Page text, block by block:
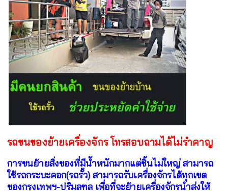
รถขนของย้ายเครื่องจักร โทรสอบถามได้ไม่รำคาญ
การขนย้ายสิ่งของที่มีน้ำหนักมากแต่ชิ้นไม่ใหญ่ สามารถ
ใช้รถกระบะคอก(รถรั้ว) สามารถรับเครื่องจักรได้ทุกเขต
ของกรุงเทพฯ-ปริมลฑล เพื่อที่จะย้ายเครื่องจักรนำส่งให้